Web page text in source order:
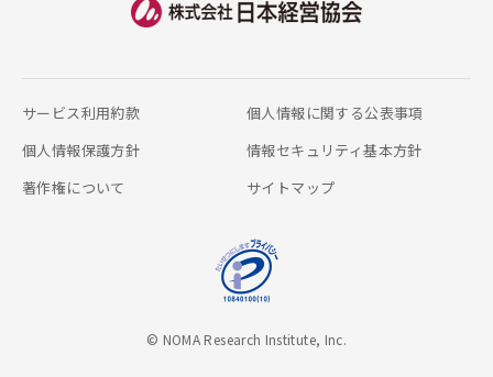
サービス利用約款
個人情報に関する公表事項
個人情報保護方針
情報セキュリティ基本方針
著作権について
サイトマップ
© NOMA Research Institute, Inc.